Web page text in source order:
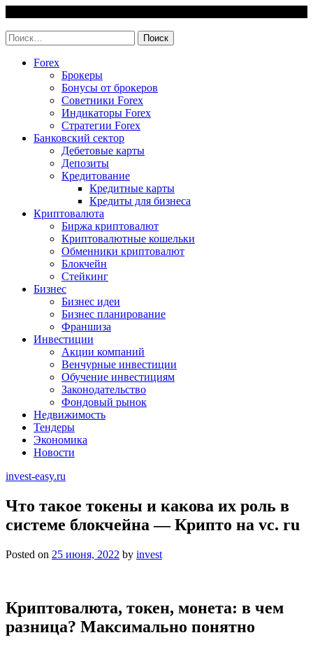
content
Найти:
Forex
Брокеры
Бонусы от брокеров
Советники Forex
Индикаторы Forex
Стратегии Forex
Банковский сектор
Дебетовые карты
Депозиты
Кредитование
Кредитные карты
Кредиты для бизнеса
Криптовалюта
Биржа криптовалют
Криптовалютные кошельки
Обменники криптовалют
Блокчейн
Стейкинг
Бизнес
Бизнес идеи
Бизнес планирование
Франшиза
Инвестиции
Акции компаний
Венчурные инвестиции
Обучение инвестициям
Законодательство
Фондовый рынок
Недвижимость
Тендеры
Экономика
Новости
invest-easy.ru
Что такое токены и какова их роль в
системе блокчейна — Крипто на vc. ru
Posted on 25 июня, 2022 by invest
​Криптовалюта, токен, монета: в чем
разница? Максимально понятно